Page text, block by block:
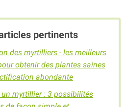
pertinents
des myrtilliers - les meilleurs
obtenir des plantes saines
abondante
myrtillier : 3 possibilités